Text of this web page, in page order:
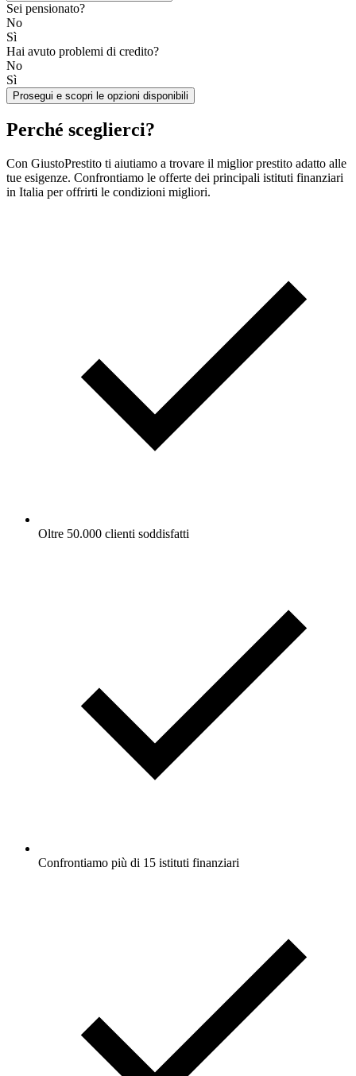
Sei pensionato?
No
Sì
Hai avuto problemi di credito?
No
Sì
Prosegui e scopri le opzioni disponibili
Perché sceglierci?
Con GiustoPrestito ti aiutiamo a trovare il miglior prestito adatto alle
tue esigenze. Confrontiamo le offerte dei principali istituti finanziari
in Italia per offrirti le condizioni migliori.
Oltre 50.000 clienti soddisfatti
Confrontiamo più di 15 istituti finanziari